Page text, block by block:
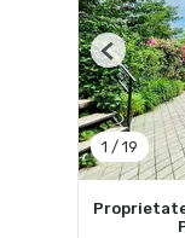
1 / 19
Previous